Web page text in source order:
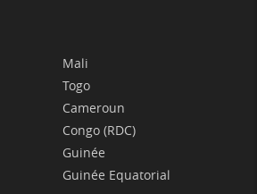
Mali
Togo
Cameroun
Congo (RDC)
Guinée
Guinée Equatorial